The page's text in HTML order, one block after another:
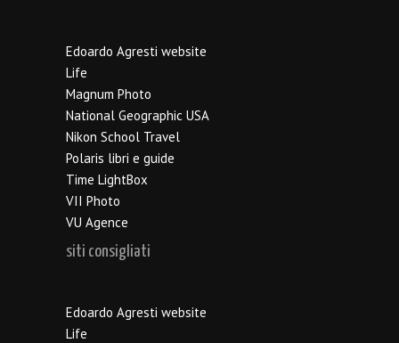
Edoardo Agresti website
Life
Magnum Photo
National Geographic USA
Nikon School Travel
Polaris libri e guide
Time LightBox
VII Photo
VU Agence
siti consigliati
Edoardo Agresti website
Life